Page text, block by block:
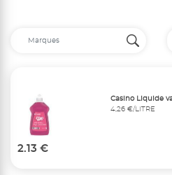
Casino Liquide
4,26 €/LITRE
2.13 €